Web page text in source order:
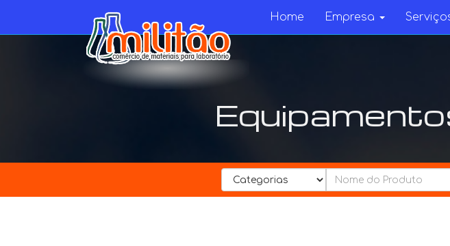
Home Empresa
Categorias................